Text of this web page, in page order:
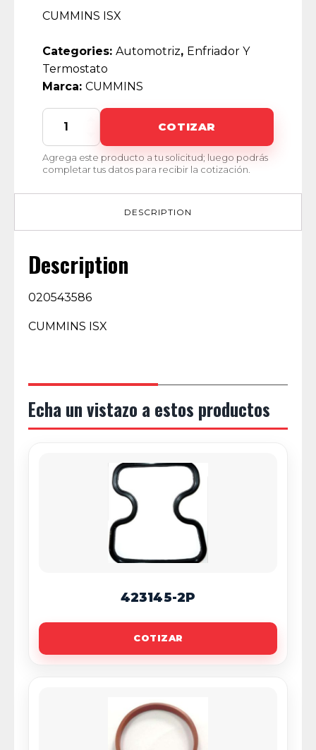
CUMMINS ISX
Categories: Automotriz, Enfriador Y
Termostato
Marca: CUMMINS
00329
quantity
COTIZAR
Agrega este producto a tu solicitud; luego podrás
completar tus datos para recibir la cotización.
DESCRIPTION
Description
020543586
CUMMINS ISX
Echa un vistazo a estos productos
423145-2P
COTIZAR